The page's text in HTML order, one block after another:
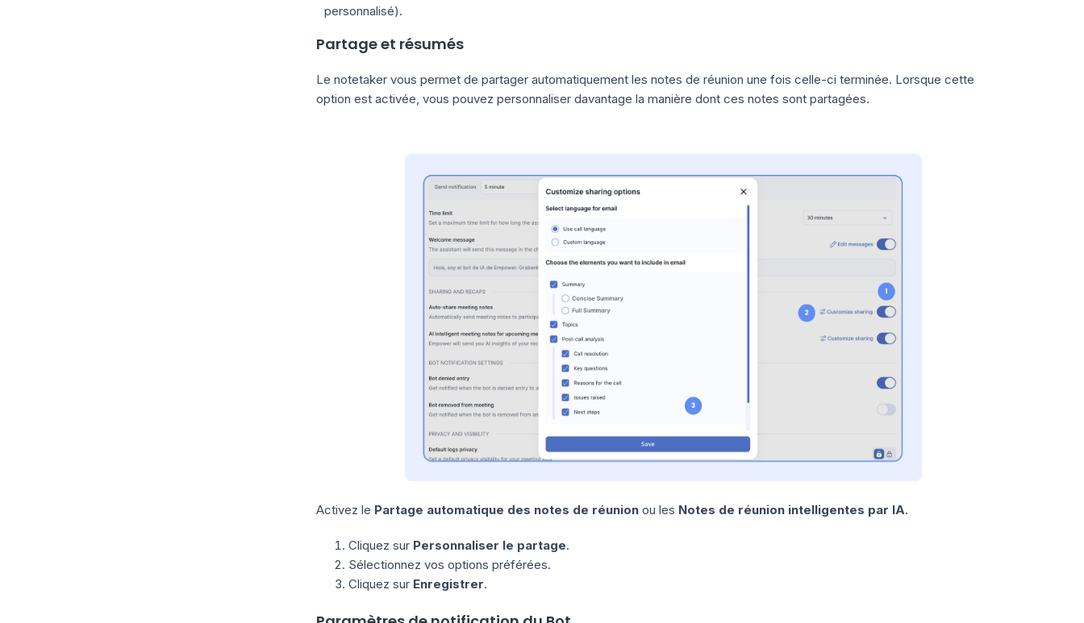
personnalisé).
Partage et résumés
Le notetaker vous permet de partager automatiquement les notes de réunion une fois celle-ci terminée. Lorsque cette
option est activée, vous pouvez personnaliser davantage la manière dont ces notes sont partagées.
Activez le Partage automatique des notes de réunion ou les Notes de réunion intelligentes par IA.
Cliquez sur Personnaliser le partage.
Sélectionnez vos options préférées.
Cliquez sur Enregistrer.